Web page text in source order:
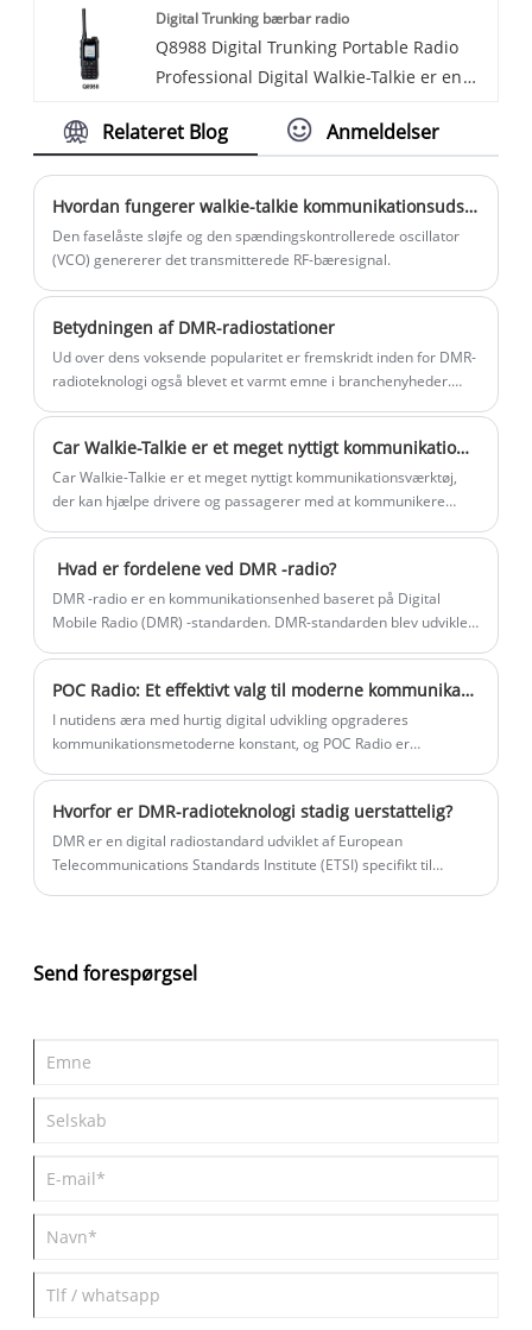
analoge komponenter fortsætter med at
levere pålidelig kommunikation til
amatører over hele verden.
Proof DMR Analog Radio, er du
velkommen til at kontakte os.
Introduktion af den nyeste radioteknologi
Denne robuste og pålidelige radio er
miljøer, hvilket gør den perfekt til brug i
farlige eller eksplosive miljøer.
Digital Trunking bærbar radio
Q8988 Digital Trunking Portable Radio
Professional Digital Walkie-Talkie er en
specielt til barske arbejdsmiljøer. Ved at
med intelligente
kommunikationsfunktioner er det det
perfekte værktøj til pålidelig
kommunikation i komplekse miljøer.
Relateret Blog Anmeldelser
Hvordan fungerer walkie-talkie kommunikationsudstyr?
Den faselåste sløjfe og den spændingskontrollerede oscillator
(VCO) genererer det transmitterede RF-bæresignal.
Betydningen af ​​DMR-radiostationer
Ud over dens voksende popularitet er fremskridt inden for DMR-
radioteknologi også blevet et varmt emne i branchenyheder.
lydkvaliteten, forlænge batterilevetiden og udvide rækkevidden.
Disse fremskridt forbedrer ikke kun brugeroplevelsen, men gør
også DMR-radioer mere tilpasningsdygtige til det udviklende
Car Walkie-Talkie er et meget nyttigt kommunikationsværktøj
Car Walkie-Talkie er et meget nyttigt kommunikationsværktøj,
der kan hjælpe drivere og passagerer med at kommunikere
installeres i bilen for at levere trådløse
kommunikationsfunktioner til køretøjet.
‌‌ Hvad er fordelene ved DMR -radio?
‌DMR -radio er en kommunikationsenhed baseret på Digital
Mobile Radio (DMR) -standarden. DMR-standarden blev udviklet
kommercielle brugere i europæiske lande og levere effektive og
pålidelige kommunikationsløsninger.
POC Radio: Et effektivt valg til moderne kommunikation
I nutidens æra med hurtig digital udvikling opgraderes
kommunikationsmetoderne konstant, og POC Radio er
Sammenlignet med traditionelle samtaleanlæg enheder bryder
POC Radio ikke kun igennem afstandsbegrænsninger, men har
også rige intelligente funktioner, hvilket bringer en ny løsning til
Hvorfor er DMR-radioteknologi stadig uerstattelig?
DMR er en digital radiostandard udviklet af European
Telecommunications Standards Institute (ETSI) specifikt til
Send forespørgsel